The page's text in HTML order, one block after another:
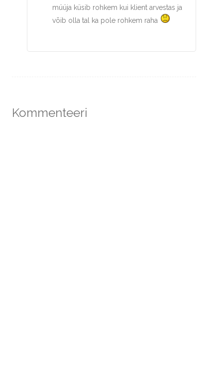
müüja küsib rohkem kui klient arvestas ja
võib olla tal ka pole rohkem raha
Kommenteeri